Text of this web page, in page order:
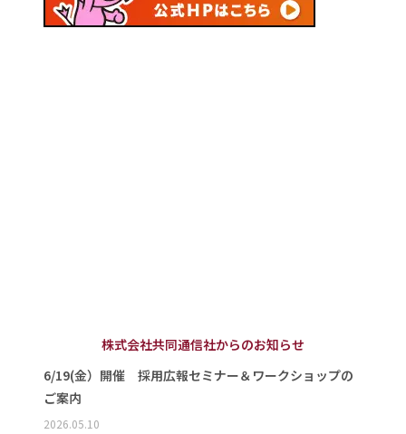
株式会社共同通信社からのお知らせ
6/19(金）開催 採用広報セミナー＆ワークショップの
ご案内
2026.05.10